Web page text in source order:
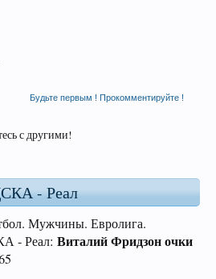
Будьте первым ! Прокомментируйте !
с другими!
- Реал
Мужчины. Евролига.
- Реал: Виталий Фридзон очки